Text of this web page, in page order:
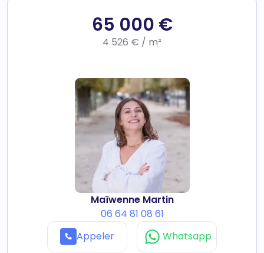
65 000 €
4 526 € / m²
Maïwenne Martin
06 64 81 08 61
Appeler
Whatsapp